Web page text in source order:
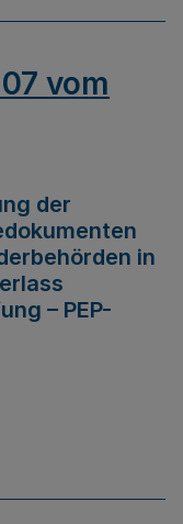
vom
der
in
– PEP-